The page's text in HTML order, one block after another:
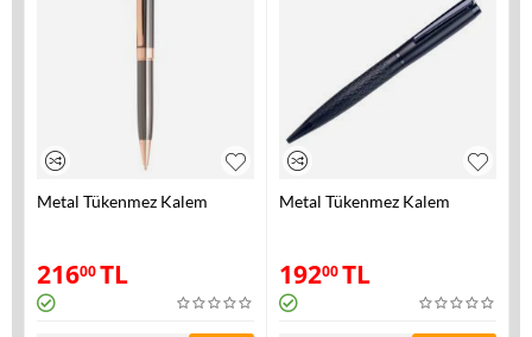
Metal Tükenmez Kalem
21600TL
Metal Tükenmez Kalem
19200TL